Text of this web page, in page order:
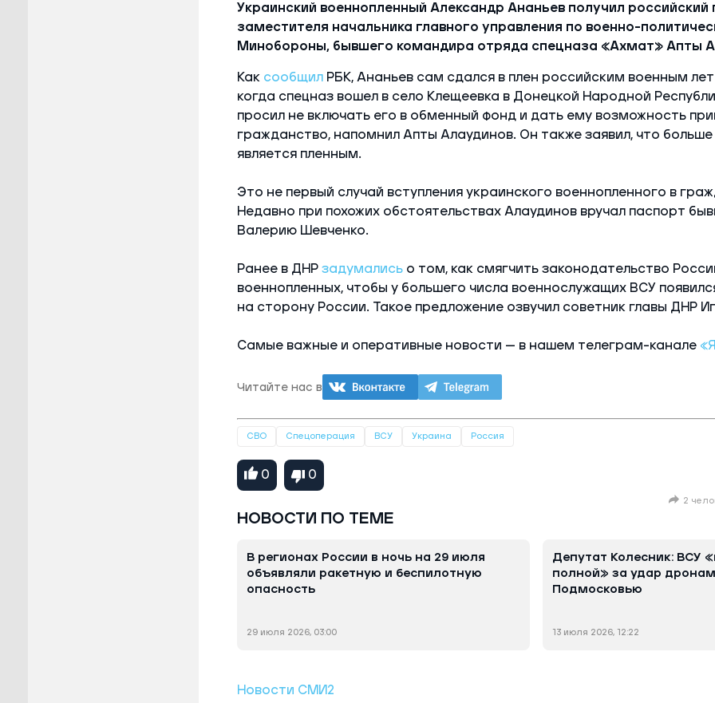
Украинский военнопленный Александр Ананьев получил российский
заместителя начальника главного управления по военно-
Минобороны, бывшего командира отряда спецназа «Ахмат» Апты
Как сообщилРБК, Ананьев сам сдался в плен российским военным
когда спецназ вошел в село Клещеевка в Донецкой Народной
просил не включать его в обменный фонд и дать ему возможность
гражданство, напомнил Апты Алаудинов. Он также заявил, что
является пленным.
Это не первый случай вступления украинского военнопленного в
Недавно при похожих обстоятельствах Алаудинов вручал паспорт
Валерию Шевченко.
Ранее в ДНР задумалисьо том, как смягчить законодательство
военнопленных, чтобы у большего числа военнослужащих ВСУ
на сторону России. Такое предложение озвучил советник главы ДНР
Самые важные и оперативные новости — в нашем телеграм-канале
Читайте нас в
СВО Спецоперация ВСУ Украина Россия
0 0
2
НОВОСТИ ПО ТЕМЕ
В регионах России в ночь на 29 июля
объявляли ракетную и беспилотную
опасность
29 июля 2026, 03:00
Депутат Колесник: ВСУ
полной» за удар
Подмосковью
13 июля 2026, 12:22
Новости СМИ2